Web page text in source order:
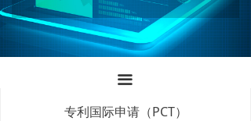
关于名创
专利国际申请（PCT）
끀
专利国际申请（PCT）